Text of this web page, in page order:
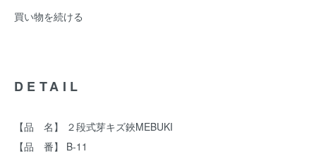
買い物を続ける
DETAIL
【品 名】 ２段式芽キズ鋏MEBUKI
【品 番】 B-11